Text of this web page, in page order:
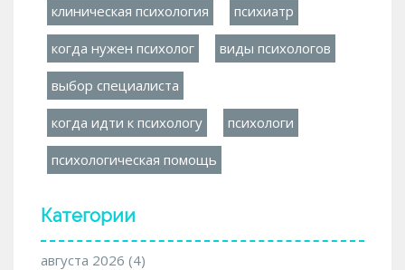
клиническая психология психиатр
когда нужен психолог виды психологов
выбор специалиста
когда идти к психологу психологи
психологическая помощь
Категории
августа 2026 (4)